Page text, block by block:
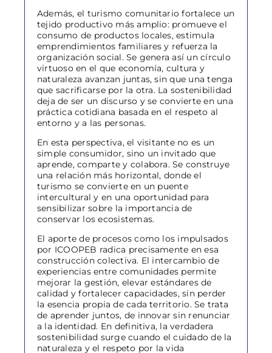
Además, el turismo comunitario fortalece un
tejido productivo más amplio: promueve el
consumo de productos locales, estimula
emprendimientos familiares y refuerza la
organización social. Se genera así un círculo
virtuoso en el que economía, cultura y
naturaleza avanzan juntas, sin que una tenga
que sacrificarse por la otra. La sostenibilidad
deja de ser un discurso y se convierte en una
práctica cotidiana basada en el respeto al
entorno y a las personas.
En esta perspectiva, el visitante no es un
simple consumidor, sino un invitado que
aprende, comparte y colabora. Se construye
una relación más horizontal, donde el
turismo se convierte en un puente
intercultural y en una oportunidad para
sensibilizar sobre la importancia de
conservar los ecosistemas.
El aporte de procesos como los impulsados
por ICOOPEB radica precisamente en esa
construcción colectiva. El intercambio de
experiencias entre comunidades permite
mejorar la gestión, elevar estándares de
calidad y fortalecer capacidades, sin perder
la esencia propia de cada territorio. Se trata
de aprender juntos, de innovar sin renunciar
a la identidad. En definitiva, la verdadera
sostenibilidad surge cuando el cuidado de la
naturaleza y el respeto por la vida